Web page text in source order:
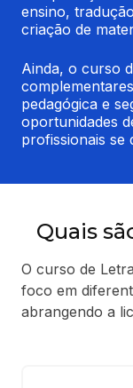
ensino,
criação de
Ainda, o curso
pedagógica e
oportunidades
profissionais se
Quais
O curso de
foco em
abrangendo a